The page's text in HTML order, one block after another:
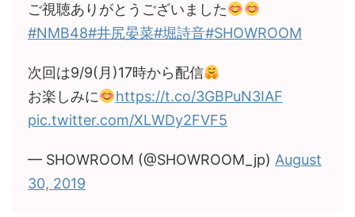
ご視聴ありがとうございました
#NMB48#井尻晏菜#堀詩音#SHOWROOM
次回は9/9(月)17時から配信
お楽しみに
https://t.co/3GBPuN3IAF
pic.twitter.com/XLWDy2FVF5
— SHOWROOM (@SHOWROOM_jp) August
30, 2019